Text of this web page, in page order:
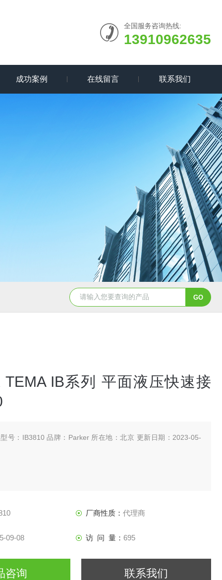
全国服务咨询热线:
13910962635
成功案例 在线留言 联系我们
5347信德迈代理Parker 45度绝缘防水接头 5353信
TEMA IB系列 平面液压快速接
号：IB3810 品牌：Parker 所在地：北京 更新日期：2023-05-
厂商性质： 代理商
09-08 访 问 量： 695
咨询 联系我们